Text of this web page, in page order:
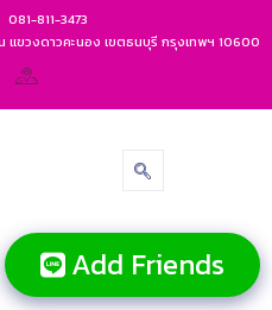
081-811-3473
แขวงดาวคะนอง เขตธนบุรี กรุงเทพฯ 10600
Add Friends